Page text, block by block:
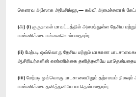
கௌரவ அஸோக அபேசிங்ஹ,— கல்வி அமைச்சரைக்
(அ) (i) குருநாகல் மாவட்டத்தில் அமைந்துள்ள தேசிய
எண்ணிக்கை எவ்வளவென்பதையும்;
(ii) மேற்படி ஒவ்வொரு தேசிய மற்றும் மாகாண
ஆசிரியர்களின் எண்ணிக்கை தனித்தனியே
(iii) மேற்படி ஒவ்வொரு பாடசாலையிலும் தற்சமயம்
எண்ணிக்கை தனித்தனியே யாதென்பதையும்;